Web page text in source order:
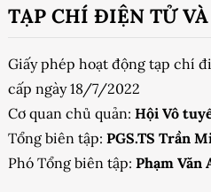
TẠP CHÍ ĐIỆN TỬ
Giấy phép hoạt động tạp chí
cấp ngày 18/7/2022
Cơ quan chủ quản: Hội Vô
Tổng biên tập: PGS.TS Trần
Phó Tổng biên tập: Phạm Văn